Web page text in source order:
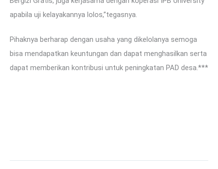
apabila uji kelayakannya lolos,”tegasnya.
Pihaknya berharap dengan usaha yang dikelolanya semoga
bisa mendapatkan keuntungan dan dapat menghasilkan serta
dapat memberikan kontribusi untuk peningkatan PAD desa.***